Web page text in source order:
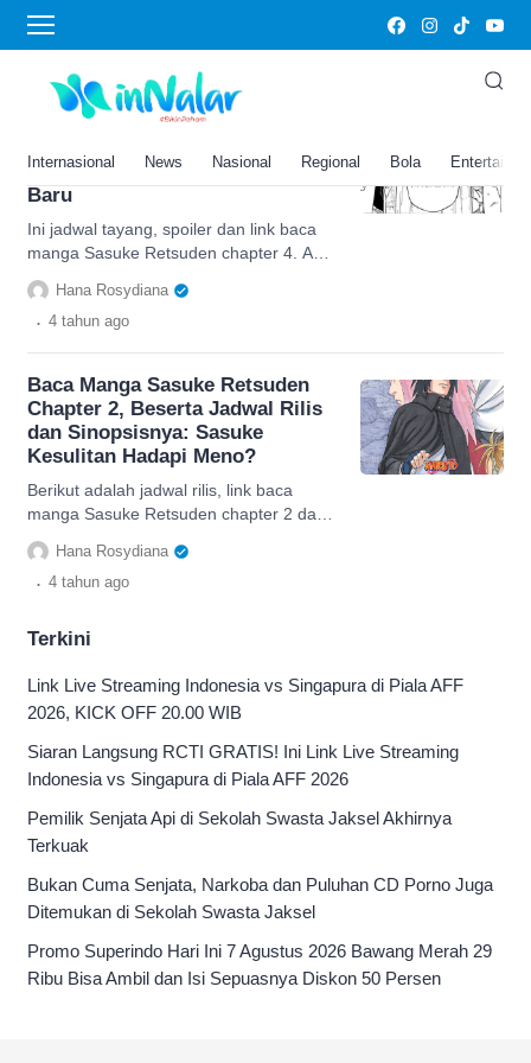
Internasional News Nasional Regional Bola
Sasuke Story The Uchiha and the Heavenly
Star Dash
Baca Manga Sasuke Retsuden
Juga, Sasuke Temukan Petunjuk
Baru
Ini jadwal tayang, spoiler dan link baca
manga Sasuke Retsuden chapter 4. Aksi
Sasuke dan Sakura berusaha pecahkan
Kode
Hana Rosydiana
. 4 tahun ago
Baca Manga Sasuke Retsuden
Chapter 2, Beserta Jadwal Rilis
dan Sinopsisnya: Sasuke
Kesulitan Hadapi Meno?
Berikut adalah jadwal rilis, link baca
manga Sasuke Retsuden chapter 2 dan
sinopsis lengkapnya di sini. Tentang misi
Sasuke dan Sakura
Hana Rosydiana
. 4 tahun ago
Terkini
Link Live Streaming Indonesia vs Singapura di Piala AFF
2026, KICK OFF 20.00 WIB
Siaran Langsung RCTI GRATIS! Ini Link Live Streaming
Indonesia vs Singapura di Piala AFF 2026
Pemilik Senjata Api di Sekolah Swasta Jaksel Akhirnya
Terkuak
Bukan Cuma Senjata, Narkoba dan Puluhan CD Porno Juga
Ditemukan di Sekolah Swasta Jaksel
Promo Superindo Hari Ini 7 Agustus 2026 Bawang Merah 29
Ribu Bisa Ambil dan Isi Sepuasnya Diskon 50 Persen